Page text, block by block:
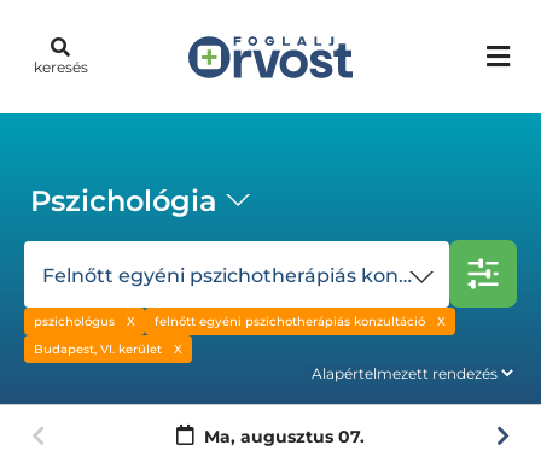
keresés
Pszichológia
Felnőtt egyéni pszichotherápiás konzultáció
pszichológus
felnőtt egyéni pszichotherápiás konzultáció
Budapest, VI. kerület
Ma, augusztus 07.